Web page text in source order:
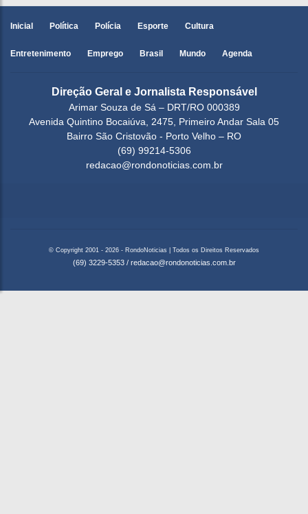
Inicial Política Polícia Esporte Cultura
Entretenimento Emprego Brasil Mundo Agenda
Direção Geral e Jornalista Responsável
Arimar Souza de Sá – DRT/RO 000389
Avenida Quintino Bocaiúva, 2475, Primeiro Andar Sala 05
Bairro São Cristovão - Porto Velho – RO
(69) 99214-5306
redacao@rondonoticias.com.br
© Copyright 2001 - 2026 - RondoNoticias | Todos os Direitos Reservados
(69) 3229-5353 / redacao@rondonoticias.com.br